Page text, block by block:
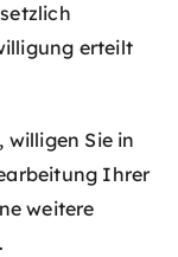
erteilt
Sie in
Ihrer
weitere